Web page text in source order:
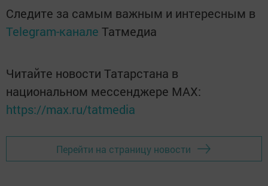
Следите за самым важным и интересным в
Telegram-канале Татмедиа
Читайте новости Татарстана в
национальном мессенджере MАХ:
https://max.ru/tatmedia
Перейти на страницу новости